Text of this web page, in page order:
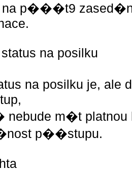
na p���t9
na posilku
na posilku je,
nebude m�t
p��stupu.